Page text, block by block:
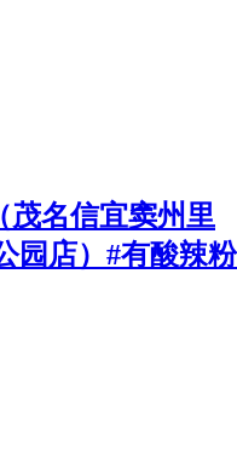
茂名信宜窦州里
园店）#有酸辣粉